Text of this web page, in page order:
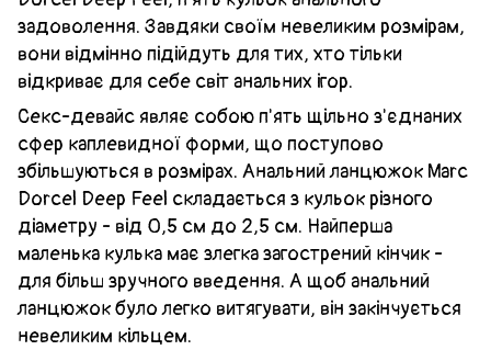
задоволення. Завдяки своїм невеликим розмірам,
вони відмінно підійдуть для тих, хто тільки
відкриває для себе світ анальних ігор.
Секс-девайс являє собою п'ять щільно з'єднаних
сфер каплевидної форми, що поступово
збільшуються в розмірах. Анальний ланцюжок Marc
Dorcel Deep Feel складається з кульок різного
діаметру - від 0,5 см до 2,5 см. Найперша
маленька кулька має злегка загострений кінчик -
для більш зручного введення. А щоб анальний
ланцюжок було легко витягувати, він закінчується
невеликим кільцем.